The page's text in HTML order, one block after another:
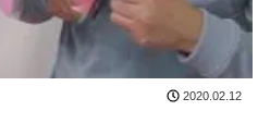
2020.02.12